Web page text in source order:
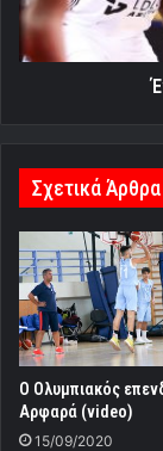
Σχετικά Άρθρα
Ο Ολυμπιακός
Αρφαρά (video)
15/09/2020